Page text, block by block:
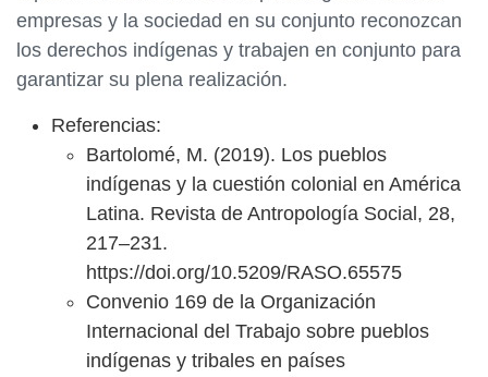
empresas y la sociedad en su conjunto reconozcan
los derechos indígenas y trabajen en conjunto para
garantizar su plena realización.
Referencias:
Bartolomé, M. (2019). Los pueblos
indígenas y la cuestión colonial en América
Latina. Revista de Antropología Social, 28,
217–231.
https://doi.org/10.5209/RASO.65575
Convenio 169 de la Organización
Internacional del Trabajo sobre pueblos
indígenas y tribales en países